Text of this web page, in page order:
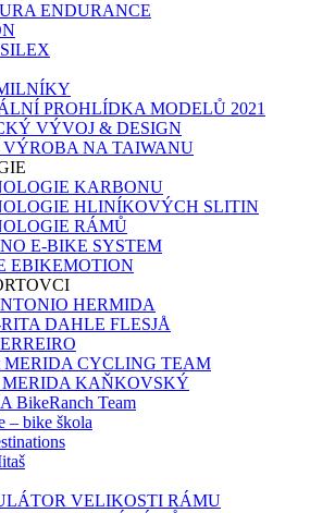
ENDURANCE
PROHLÍDKA MODELŮ 2021
VÝVOJ & DESIGN
VÝROBA NA TAIWANU
KARBONU
HLINÍKOVÝCH SLITIN
RÁMŮ
E-BIKE SYSTEM
EBIKEMOTION
HERMIDA
DAHLE FLESJÅ
MERIDA CYCLING TEAM
KAŇKOVSKÝ
BikeRanch Team
– bike škola
VELIKOSTI RÁMU